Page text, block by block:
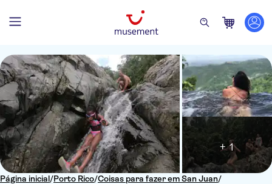
Página inicial/Porto Rico/Coisas para fazer em San Juan/
+ 1